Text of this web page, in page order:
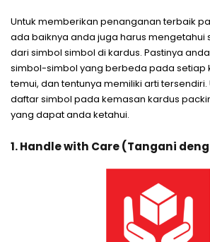
Untuk memberikan penanganan terbaik
ada baiknya anda juga harus mengetahui
dari simbol simbol di kardus. Pastinya
simbol-simbol yang berbeda pada setiap
temui, dan tentunya memiliki arti tersendiri.
daftar simbol pada kemasan kardus
yang dapat anda ketahui.
1. Handle with Care (Tangani